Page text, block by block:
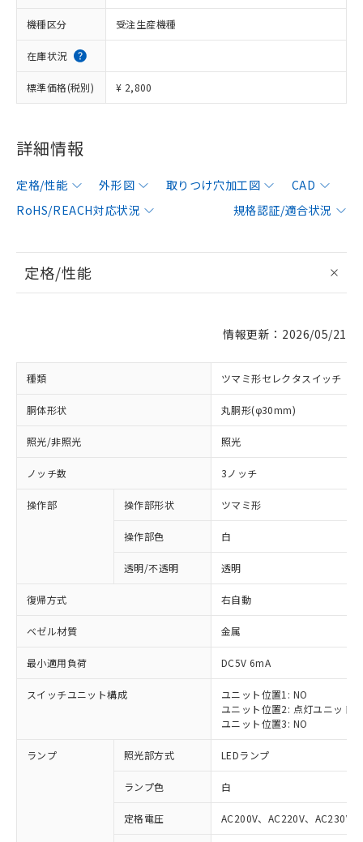
機種区分 受注生産機種
在庫状況
標準価格(税別) ¥ 2,800
詳細情報
定格/性能 外形図 取りつけ穴加工図
CAD
RoHS/REACH対応状況
規格認証/適合状況
定格/性能
情報更新：2026/05/21
種類 ツマミ形セレクタスイッチ
胴体形状 丸胴形(φ30mm)
照光/非照光 照光
ノッチ数 3ノッチ
操作部 操作部形状 ツマミ形
操作部色 白
透明/不透明 透明
復帰方式 右自動
ベゼル材質 金属
最小適用負荷 DC5V 6mA
スイッチユニット構成
ユニット位置1: NO
ユニット位置2: 点灯ユニット
ユニット位置3: NO
ランプ 照光部方式 LEDランプ
ランプ色 白
定格電圧 AC200V、AC220V、AC230V